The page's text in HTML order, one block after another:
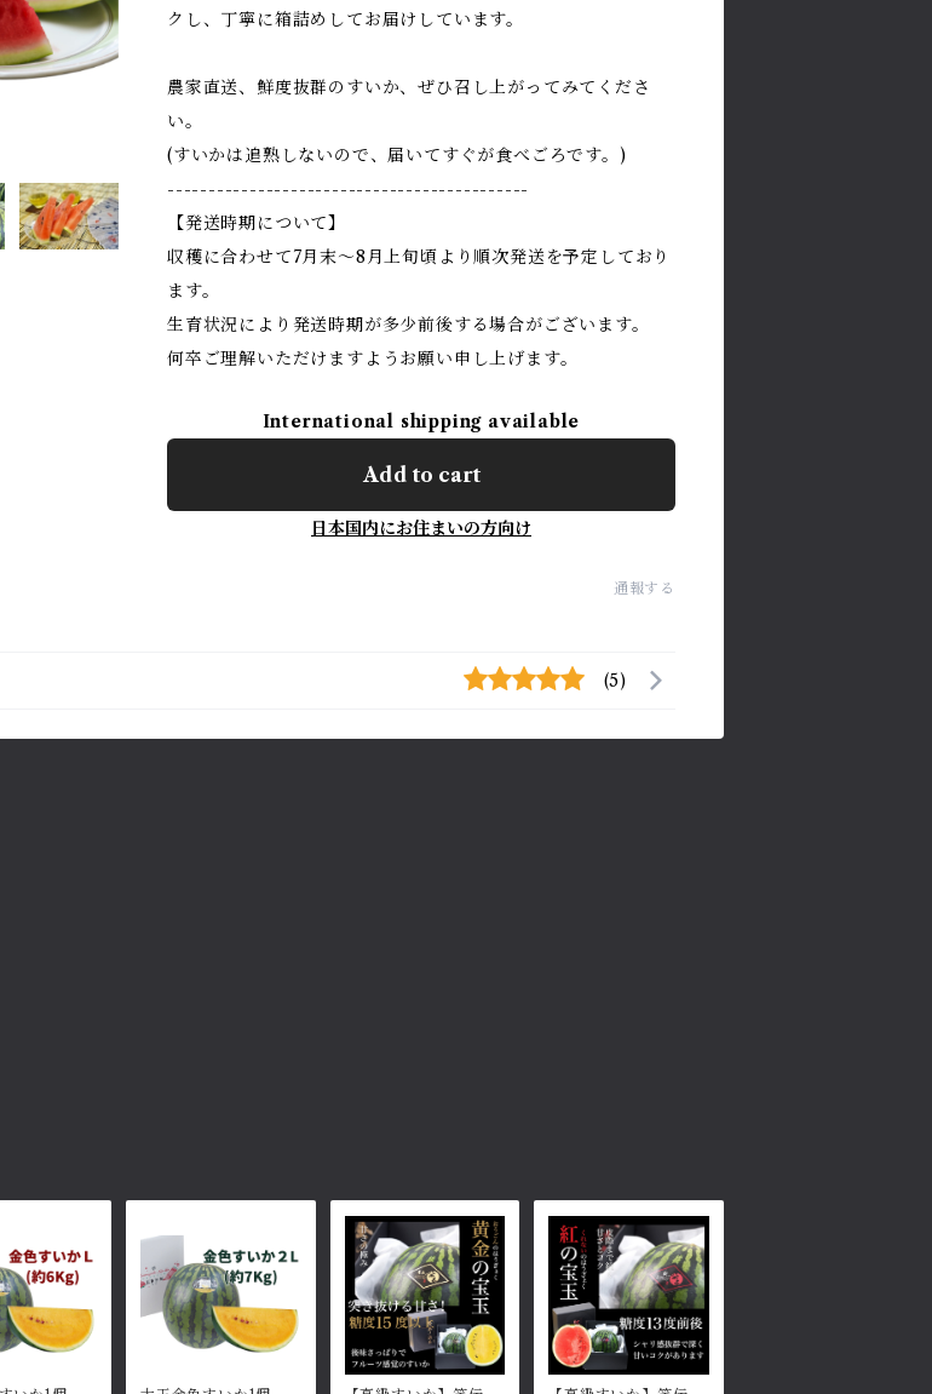
クし、丁寧に箱詰めしてお届けしています。
農家直送、鮮度抜群のすいか、ぜひ召し上がってみてくださ
い。
(すいかは追熟しないので、届いてすぐが食べごろです。)
--------------------------------------------
【発送時期について】
収穫に合わせて7月末～8月上旬頃より順次発送を予定しており
ます。
生育状況により発送時期が多少前後する場合がございます。
何卒ご理解いただけますようお願い申し上げます。
International shipping available
Add to cart
日本国内にお住まいの方向け
通報する
(5)